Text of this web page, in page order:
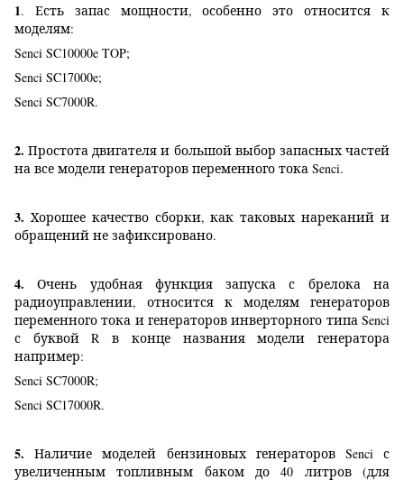
1. Есть запас мощности, особенно это относится к
моделям:
Senci SC10000e TOP;
Senci SC17000e;
Senci SC7000R.
2.Простота двигателя и большой выбор запасных частей
на все модели генераторов переменного тока Senci.
3. Хорошее качество сборки, как таковых нареканий и
обращений не зафиксировано.
4.Очень удобная функция запуска с брелока на
радиоуправлении, относится к моделям генераторов
переменного тока и генераторов инверторного типа Senci
с буквой R в конце названия модели генератора
например:
Senci SC7000R;
Senci SC17000R.
5.Наличие моделей бензиновых генераторов Senci с
увеличенным топливным баком до 40 литров (для